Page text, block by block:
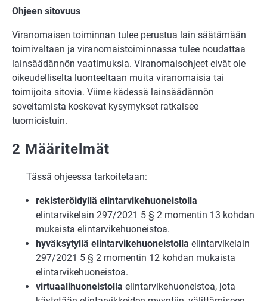
Ohjeen sitovuus
Viranomaisen toiminnan tulee perustua lain säätämään
toimivaltaan ja viranomaistoiminnassa tulee noudattaa
lainsäädännön vaatimuksia. Viranomaisohjeet eivät ole
oikeudelliselta luonteeltaan muita viranomaisia tai
toimijoita sitovia. Viime kädessä lainsäädännön
soveltamista koskevat kysymykset ratkaisee
tuomioistuin.
2 Määritelmät
Tässä ohjeessa tarkoitetaan:
rekisteröidyllä elintarvikehuoneistolla
elintarvikelain 297/2021 5 § 2 momentin 13 kohdan
mukaista elintarvikehuoneistoa.
hyväksytyllä elintarvikehuoneistolla elintarvikelain
297/2021 5 § 2 momentin 12 kohdan mukaista
elintarvikehuoneistoa.
virtuaalihuoneistolla elintarvikehuoneistoa, jota